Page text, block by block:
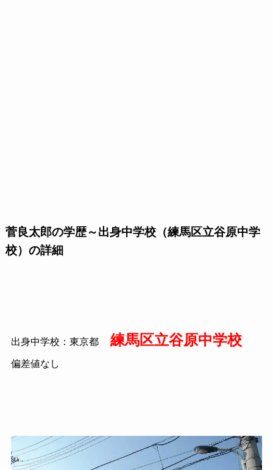
菅良太郎の学歴～出身中学校（練馬区立谷原中学
校）の詳細
出身中学校：東京都 練馬区立谷原中学校
偏差値なし